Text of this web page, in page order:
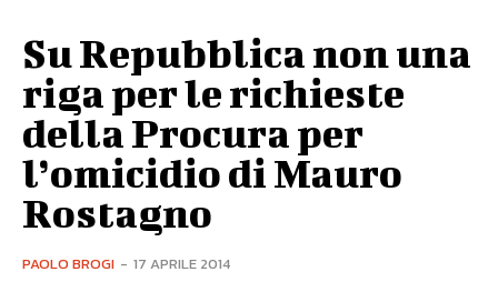
Su Repubblica non una
riga per le richieste
della Procura per
l’omicidio di Mauro
Rostagno
PAOLO BROGI - 17 APRILE 2014